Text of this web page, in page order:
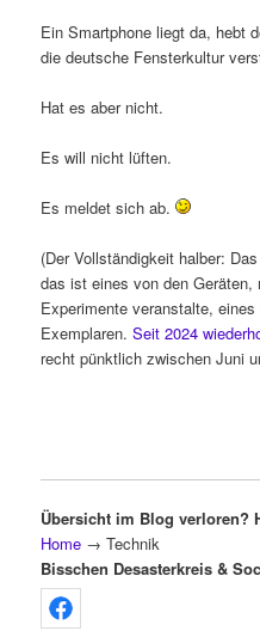
Ein Smartphone liegt da, hebt
die deutsche Fensterkultur
Hat es aber nicht.
Es will nicht lüften.
Es meldet sich ab.
(Der Vollständigkeit halber:
das ist eines von den
Experimente veranstalte,
Exemplaren.Seit 2024
recht pünktlich zwischen Juni
Übersicht im Blog verloren?
Home → Technik
Bisschen Desasterkreis &